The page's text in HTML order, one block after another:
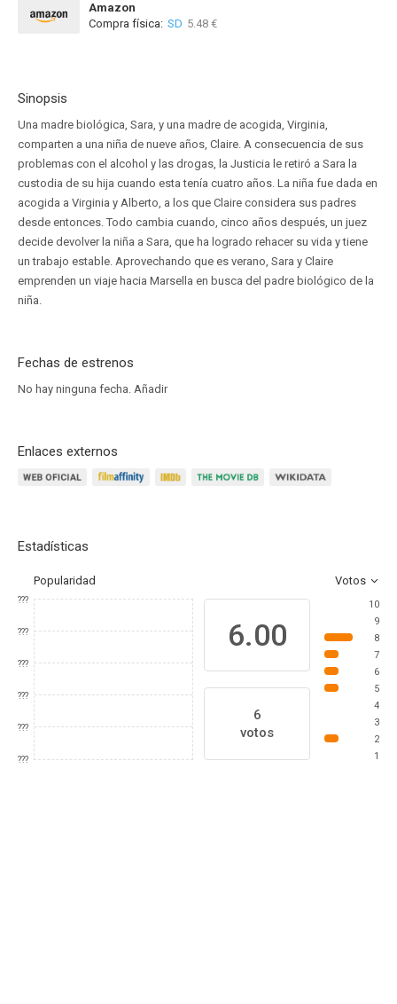
Amazon
Compra física: SD 5.48 €
Sinopsis
Una madre biológica, Sara, y una madre de acogida, Virginia,
comparten a una niña de nueve años, Claire. A consecuencia de sus
problemas con el alcohol y las drogas, la Justicia le retiró a Sara la
custodia de su hija cuando esta tenía cuatro años. La niña fue dada en
acogida a Virginia y Alberto, a los que Claire considera sus padres
desde entonces. Todo cambia cuando, cinco años después, un juez
decide devolver la niña a Sara, que ha logrado rehacer su vida y tiene
un trabajo estable. Aprovechando que es verano, Sara y Claire
emprenden un viaje hacia Marsella en busca del padre biológico de la
niña.
Fechas de estrenos
No hay ninguna fecha. Añadir
Enlaces externos
Estadísticas
Popularidad Votos
???
???
???
???
???
???
6.00
6
votos
10
9
8
7
6
5
4
3
2
1